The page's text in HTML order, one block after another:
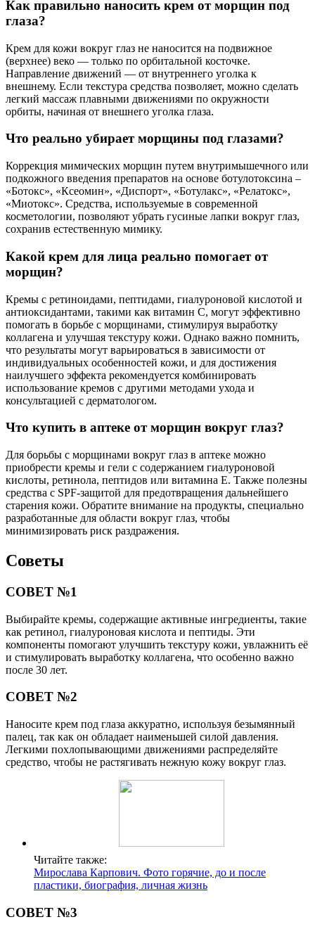
Как правильно наносить крем от морщин под
глаза?
Крем для кожи вокруг глаз не наносится на подвижное
(верхнее) веко — только по орбитальной косточке.
Направление движений — от внутреннего уголка к
внешнему. Если текстура средства позволяет, можно сделать
легкий массаж плавными движениями по окружности
орбиты, начиная от внешнего уголка глаза.
Что реально убирает морщины под глазами?
Коррекция мимических морщин путем внутримышечного или
подкожного введения препаратов на основе ботулотоксина –
«Ботокс», «Ксеомин», «Диспорт», «Ботулакс», «Релатокс»,
«Миотокс». Средства, используемые в современной
косметологии, позволяют убрать гусиные лапки вокруг глаз,
сохранив естественную мимику.
Какой крем для лица реально помогает от
морщин?
Кремы с ретиноидами, пептидами, гиалуроновой кислотой и
антиоксидантами, такими как витамин C, могут эффективно
помогать в борьбе с морщинами, стимулируя выработку
коллагена и улучшая текстуру кожи. Однако важно помнить,
что результаты могут варьироваться в зависимости от
индивидуальных особенностей кожи, и для достижения
наилучшего эффекта рекомендуется комбинировать
использование кремов с другими методами ухода и
консультацией с дерматологом.
Что купить в аптеке от морщин вокруг глаз?
Для борьбы с морщинами вокруг глаз в аптеке можно
приобрести кремы и гели с содержанием гиалуроновой
кислоты, ретинола, пептидов или витамина E. Также полезны
средства с SPF-защитой для предотвращения дальнейшего
старения кожи. Обратите внимание на продукты, специально
разработанные для области вокруг глаз, чтобы
минимизировать риск раздражения.
Советы
СОВЕТ №1
Выбирайте кремы, содержащие активные ингредиенты, такие
как ретинол, гиалуроновая кислота и пептиды. Эти
компоненты помогают улучшить текстуру кожи, увлажнить её
и стимулировать выработку коллагена, что особенно важно
после 30 лет.
СОВЕТ №2
Наносите крем под глаза аккуратно, используя безымянный
палец, так как он обладает наименьшей силой давления.
Легкими похлопывающими движениями распределяйте
средство, чтобы не растягивать нежную кожу вокруг глаз.
Читайте также:
Мирослава Карпович. Фото горячие, до и после
пластики, биография, личная жизнь
СОВЕТ №3